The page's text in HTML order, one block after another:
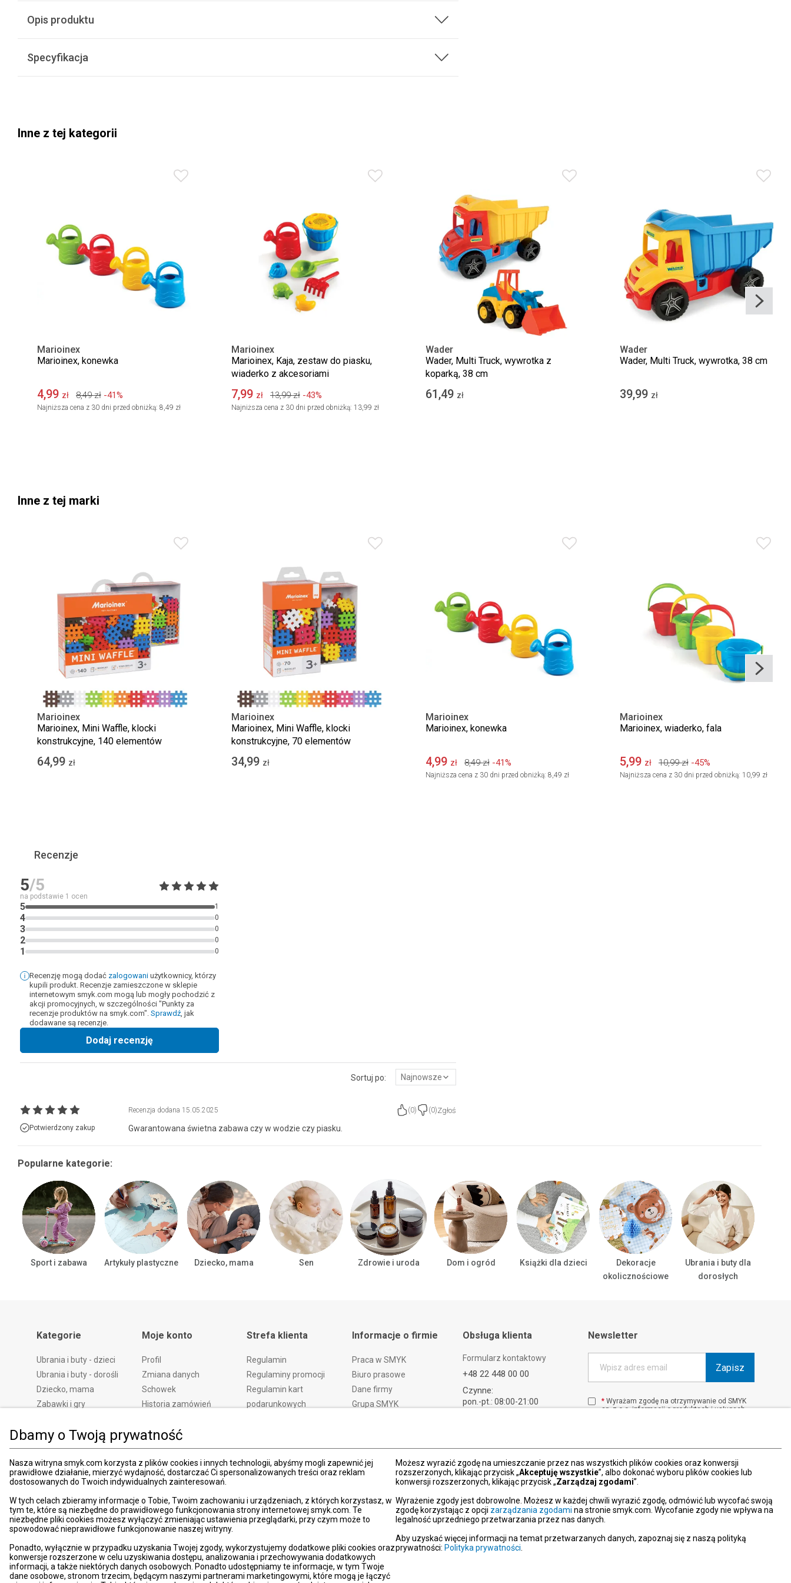
Dbamy o Twoją prywatność
Nasza witryna smyk.com korzysta z plików cookies i innych technologii, abyśmy mogli zapewnić jej
prawidłowe działanie, mierzyć wydajność, dostarczać Ci spersonalizowanych treści oraz reklam
dostosowanych do Twoich indywidualnych zainteresowań.
W tych celach zbieramy informacje o Tobie, Twoim zachowaniu i urządzeniach, z których korzystasz, w
tym te, które są niezbędne do prawidłowego funkcjonowania strony internetowej smyk.com. Te
niezbędne pliki cookies możesz wyłączyć zmieniając ustawienia przeglądarki, przy czym może to
spowodować nieprawidłowe funkcjonowanie naszej witryny.
Ponadto, wyłącznie w przypadku uzyskania Twojej zgody, wykorzystujemy dodatkowe pliki cookies oraz
konwersje rozszerzone w celu uzyskiwania dostępu, analizowania i przechowywania dodatkowych
informacji, a także niektórych danych osobowych. Ponadto udostępniamy te informacje, w tym Twoje
dane osobowe, stronom trzecim, będącym naszymi partnerami marketingowymi, które mogą je łączyć
Możesz wyrazić zgodę na umieszczanie przez nas wszystkich plików cookies oraz konwersji
rozszerzonych, klikając przycisk „Akceptuję wszystkie”, albo dokonać wyboru plików cookies lub
konwersji rozszerzonych, klikając przycisk „Zarządzaj zgodami”.
Wyrażenie zgody jest dobrowolne. Możesz w każdej chwili wyrazić zgodę, odmówić lub wycofać swoją
zgodę korzystając z opcji zarządzania zgodami na stronie smyk.com. Wycofanie zgody nie wpływa na
legalność uprzedniego przetwarzania przez nas danych.
Aby uzyskać więcej informacji na temat przetwarzanych danych, zapoznaj się z naszą polityką
prywatności: Polityka prywatności
Opis produktu
Specyfikacja
Inne z tej kategorii
Marioinex
Marioinex, konewka
4,99 zł 8,49 zł -41%
Najniższa cena z 30 dni przed obniżką: 8,49 zł
Marioinex
Marioinex, Kaja, zestaw do piasku,
wiaderko z akcesoriami
7,99 zł 13,99 zł -43%
Najniższa cena z 30 dni przed obniżką: 13,99 zł
Wader
Wader, Multi Truck, wywrotka z
koparką, 38 cm
61,49 zł
Wader
Wader, Multi Truck, wywrotka, 38 cm
39,99 zł
Inne z tej marki
Marioinex
Marioinex, Mini Waffle, klocki
konstrukcyjne, 140 elementów
64,99 zł
Marioinex
Marioinex, Mini Waffle, klocki
konstrukcyjne, 70 elementów
34,99 zł
Marioinex
Marioinex, konewka
4,99 zł 8,49 zł -41%
Najniższa cena z 30 dni przed obniżką: 8,49 zł
Marioinex
Marioinex, wiaderko, fala
5,99 zł 10,99 zł -45%
Najniższa cena z 30 dni przed obniżką: 10,99 zł
Recenzje
5/5
na podstawie 1 ocen
5 1
4 0
3 0
2 0
1 0
Recenzję mogą dodać zalogowani użytkownicy, którzy
kupili produkt. Recenzje zamieszczone w sklepie
internetowym smyk.com mogą lub mogły pochodzić z
akcji promocyjnych, w szczególności "Punkty za
recenzje produktów na smyk.com". Sprawdź, jak
dodawane są recenzje.
Dodaj recenzję
Sortuj po: Najnowsze
Recenzja dodana 15.05.2025 (0) (0)Zgłoś
Potwierdzony zakup Gwarantowana świetna zabawa czy w wodzie czy piasku.
Popularne kategorie:
Sport i zabawa Artykuły plastyczne Dziecko, mama Sen Zdrowie i uroda Dom i ogród Książki dla dzieci
Dekoracje
okolicznościowe
Ubrania i buty dla
dorosłych
Kategorie
Ubrania i buty - dzieci
Ubrania i buty - dorośli
Dziecko, mama
Zabawki i gry
Zdrowie i uroda
Dom i ogród
Promocje
Porady
Moje konto
Profil
Zmiana danych
Schowek
Historia zamówień
Polityka prywatności
Ustawienia prywatności
Śledzenie zamówień
Strefa klienta
Regulamin
Regulaminy promocji
Regulamin kart
podarunkowych
Reklamacje
Metody płatności
PayPo
Karty podarunkowe
Znajdź sklep SMYK
Newsletter
Komunikaty
Deklaracje zgodności
Informacje o firmie
Praca w SMYK
Biuro prasowe
Dane firmy
Grupa SMYK
Akt o usługach cyfrowych
Deklaracja dostępności
Obsługa klienta
Formularz kontaktowy
+48 22 448 00 00
Czynne:
pon.-pt.: 08:00-21:00
Newsletter
Wpisz adres email Zapisz
* Wyrażam zgodę na otrzymywanie od SMYK
sp. z o.o. informacji o produktach i usługach
W każdej chwili możesz z łatwością cofnąć
więcej